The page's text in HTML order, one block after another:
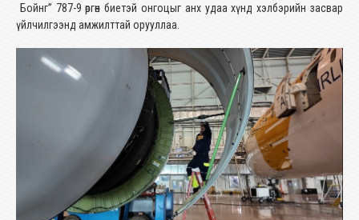
Бойнг” 787-9 өргөн биетэй онгоцыг анх удаа хүнд хэлбэрийн засвар
үйлчилгээнд амжилттай орууллаа.